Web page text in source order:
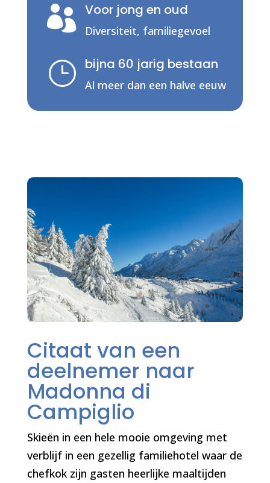
 Voor jong en oud
Diversiteit, familiegevoel
} bijna 60 jarig bestaan
Al meer dan een halve eeuw
Citaat van een
deelnemer naar
Madonna di
Campiglio
Skieën in een hele mooie omgeving met
verblijf in een gezellig familiehotel waar de
chefkok zijn gasten heerlijke maaltijden